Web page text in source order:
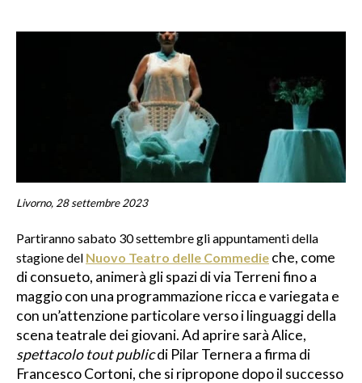
Livorno, 28 settembre 2023
Partiranno sabato 30 settembre gli appuntamenti della
stagione del Nuovo Teatro delle Commedie che, come
di consueto, animerà gli spazi di via Terreni fino a
maggio con una programmazione ricca e variegata e
con un’attenzione particolare verso i linguaggi della
scena teatrale dei giovani.Ad aprire sarà Alice,
spettacolo tout publicdi Pilar Ternera a firma di
Francesco Cortoni, che si ripropone dopo il successo